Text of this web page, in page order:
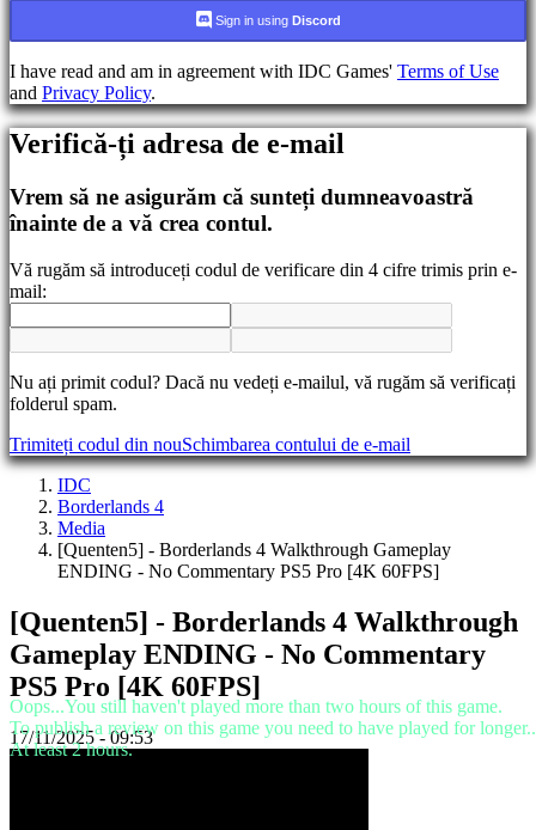
AR
BS
CS
DA
DE
EN
ES
FR
HR
IT
JA
KO
NL
NO
PT
RO
VI
ZH
Jocul
Jocul
Sign in using Discord
I have read and am in agreement with IDC Games' Terms of Use
and Privacy Policy.
Verifică-ți adresa de e-mail
Vrem să ne asigurăm că sunteți dumneavoastră
înainte de a vă crea contul.
Vă rugăm să introduceți codul de verificare din 4 cifre trimis prin e-
mail:
Nu ați primit codul? Dacă nu vedeți e-mailul, vă rugăm să verificați
folderul spam.
Trimiteți codul din nouSchimbarea contului de e-mail
IDC
Borderlands 4
Media
[Quenten5] - Borderlands 4 Walkthrough Gameplay
ENDING - No Commentary PS5 Pro [4K 60FPS]
[Quenten5] - Borderlands 4 Walkthrough
Gameplay ENDING - No Commentary
PS5 Pro [4K 60FPS]
17/11/2025 - 09:53
Oops...You still haven't played more than two hours of this game.
To publish a review on this game you need to have played for
At least 2 hours.